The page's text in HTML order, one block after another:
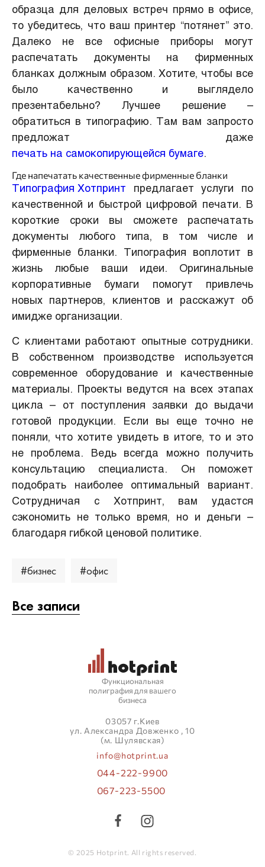
образца для деловых встреч прямо в офисе,
то убедитесь, что ваш принтер “потянет” это.
Далеко не все офисные приборы могут
распечатать документы на фирменных
бланках должным образом. Хотите, чтобы все
было качественно и выглядело
презентабельно? Лучшее решение –
обратиться в типографию. Там вам запросто
предложат даже
печать на самокопирующейся бумаге.
Где напечатать качественные фирменные бланки
Типография Хотпринт предлагает услуги по
качественной и быстрой цифровой печати. В
короткие сроки вы сможете распечатать
документы любого типа, в том числе и
фирменные бланки. Типография воплотит в
жизнь любые ваши идеи. Оригинальные
корпоративные бумаги помогут привлечь
новых партнеров, клиентов и расскажут об
имидже организации.
С клиентами работают опытные сотрудники.
В собственном производстве используется
современное оборудование и качественные
материалы. Проекты ведутся на всех этапах
цикла – от поступления заявки до выдачи
готовой продукции. Если вы еще точно не
поняли, что хотите увидеть в итоге, то и это
не проблема. Ведь всегда можно получить
консультацию специалиста. Он поможет
подобрать наиболее оптимальный вариант.
Сотрудничая с Хотпринт, вам удастся
сэкономить не только время, но и деньги –
благодаря гибкой ценовой политике.
#бизнес #офис
Все записи
Функциональная
полиграфия для вашего
бизнеса
© 2025 Hotprint. All rights reserved.
03057 г.Киев
ул. Александра Довженко , 10
(м. Шулявская)
info@hotprint.ua
044-222-9900
067-223-5500